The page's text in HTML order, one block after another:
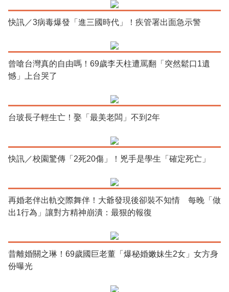
快訊／3病毒爆發「進三國時代」！疾管署出面急示警
曾嗆台灣真的自由嗎！69歲李天柱遭罵翻「突然鬆口1遺
憾」上台哭了
台玻長子輕生亡！娶「最美老闆」不到2年
快訊／校園驚傳「2死20傷」！兇手是學生「確定死亡」
再婚老伴出軌交際舞伴！大爺發現後卻裝不知情 每晚「做
出1行為」讓對方精神崩潰：最狠的報復
昔離婚關之琳！69歲國巨老董「爆秘婚嫩妹生2女」女方身
份曝光